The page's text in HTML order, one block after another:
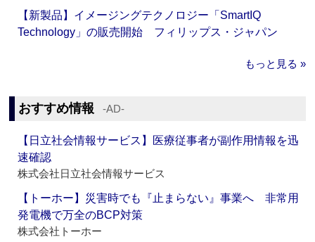
【新製品】イメージングテクノロジー「SmartIQ
Technology」の販売開始 フィリップス・ジャパン
もっと見る »
おすすめ情報 ‐AD‐
【日立社会情報サービス】医療従事者が副作用情報を迅
速確認
株式会社日立社会情報サービス
【トーホー】災害時でも『止まらない』事業へ 非常用
発電機で万全のBCP対策
株式会社トーホー